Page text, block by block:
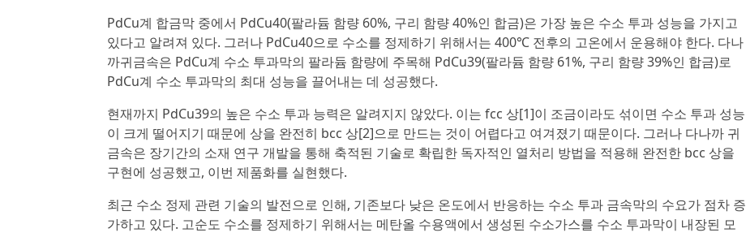
PdCu계 합금막 중에서 PdCu40(팔라듐 함량 60%, 구리 함량 40%인 합금)은 가장 높은 수소 투과 성능을 가지고
있다고 알려져 있다. 그러나 PdCu40으로 수소를 정제하기 위해서는 400℃ 전후의 고온에서 운용해야 한다. 다나
까귀금속은 PdCu계 수소 투과막의 팔라듐 함량에 주목해 PdCu39(팔라듐 함량 61%, 구리 함량 39%인 합금)로
PdCu계 수소 투과막의 최대 성능을 끌어내는 데 성공했다.
현재까지 PdCu39의 높은 수소 투과 능력은 알려지지 않았다. 이는 fcc 상[1]이 조금이라도 섞이면 수소 투과 성능
이 크게 떨어지기 때문에 상을 완전히 bcc 상[2]으로 만드는 것이 어렵다고 여겨졌기 때문이다. 그러나 다나까 귀
금속은 장기간의 소재 연구 개발을 통해 축적된 기술로 확립한 독자적인 열처리 방법을 적용해 완전한 bcc 상을
구현에 성공했고, 이번 제품화를 실현했다.
최근 수소 정제 관련 기술의 발전으로 인해, 기존보다 낮은 온도에서 반응하는 수소 투과 금속막의 수요가 점차 증
가하고 있다. 고순도 수소를 정제하기 위해서는 메탄올 수용액에서 생성된 수소가스를 수소 투과막이 내장된 모